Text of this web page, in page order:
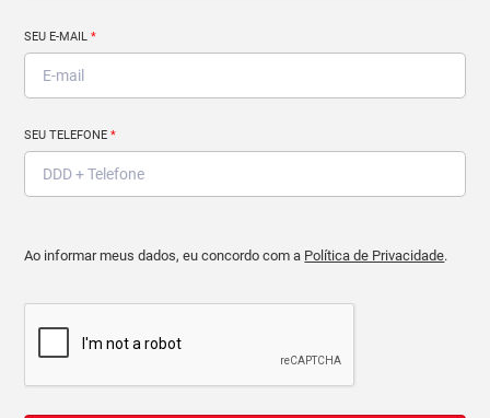
SEU E-MAIL*
SEU TELEFONE*
Ao informar meus dados, eu concordo com a Política de Privacidade.